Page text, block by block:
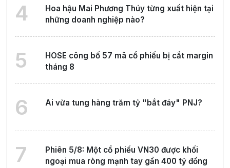
4
Hoa hậu Mai Phương Thúy từng xuất hiện tại
những doanh nghiệp nào?
5
HOSE công bố 57 mã cổ phiếu bị cắt margin
tháng 8
6 Ai vừa tung hàng trăm tỷ "bắt đáy" PNJ?
7
Phiên 5/8: Một cổ phiếu VN30 được khối
ngoại mua ròng mạnh tay gần 400 tỷ đồng